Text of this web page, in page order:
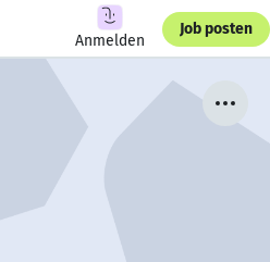
Anmelden
Job posten